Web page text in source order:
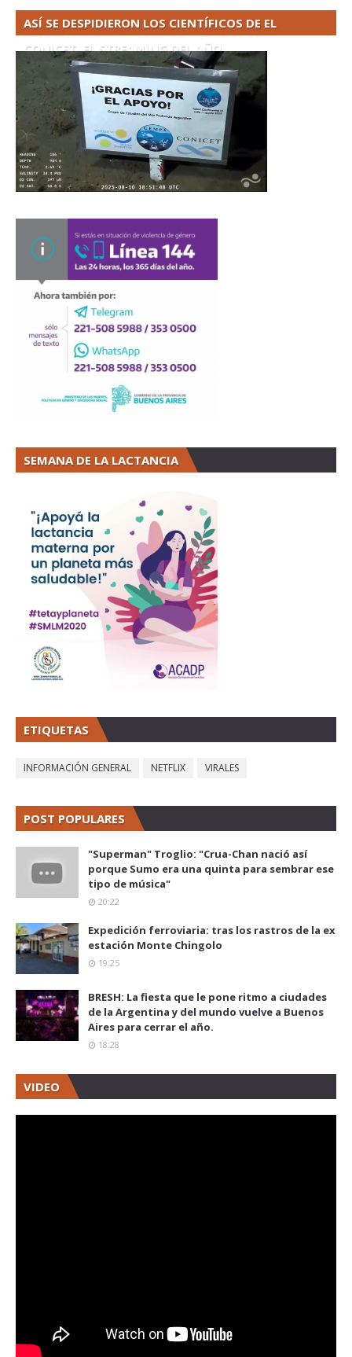
ASÍ SE DESPIDIERON LOS CIENTÍFICOS DE EL
CONICET. EL STREAMING DEL AÑO
SEMANA DE LA LACTANCIA
ETIQUETAS
INFORMACIÓN GENERAL NETFLIX VIRALES
POST POPULARES
"Superman" Troglio: "Crua-Chan nació así
porque Sumo era una quinta para sembrar ese
tipo de música"
20:22
Expedición ferroviaria: tras los rastros de la ex
estación Monte Chingolo
19:25
BRESH: La fiesta que le pone ritmo a ciudades
de la Argentina y del mundo vuelve a Buenos
Aires para cerrar el año.
18:28
VIDEO